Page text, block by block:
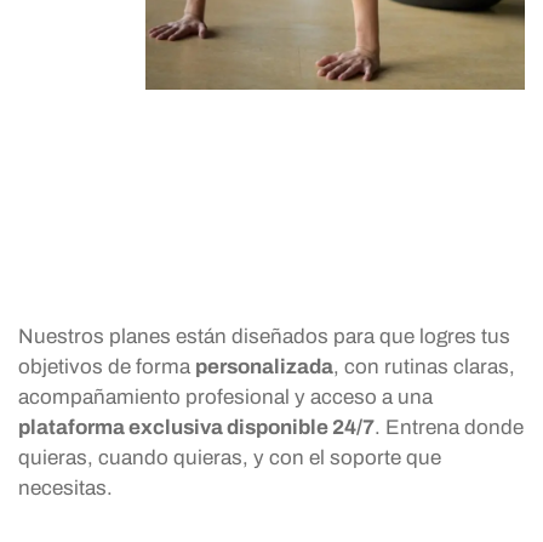
Nuestros planes están diseñados para que logres tus
objetivos de forma personalizada, con rutinas claras,
acompañamiento profesional y acceso a una
plataforma exclusiva disponible 24/7. Entrena donde
quieras, cuando quieras, y con el soporte que
necesitas.